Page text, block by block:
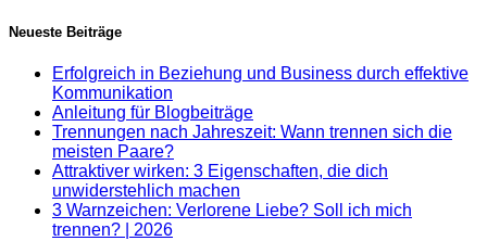
Neueste Beiträge
Erfolgreich in Beziehung und Business durch effektive
Kommunikation
Anleitung für Blogbeiträge
Trennungen nach Jahreszeit: Wann trennen sich die
meisten Paare?
Attraktiver wirken: 3 Eigenschaften, die dich
unwiderstehlich machen
3 Warnzeichen: Verlorene Liebe? Soll ich mich
trennen? | 2026